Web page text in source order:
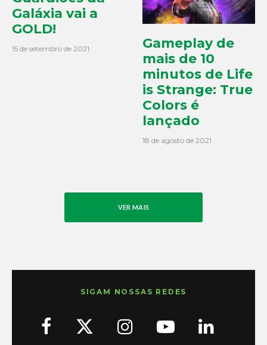
Galáxia vai a
GOLD!
15 de setembro de 2021
Gameplay de
mais de 10
minutos de Life
is Strange: True
Colors é
lançado
18 de agosto de 2021
VER MAIS
SIGAM NOSSAS REDES